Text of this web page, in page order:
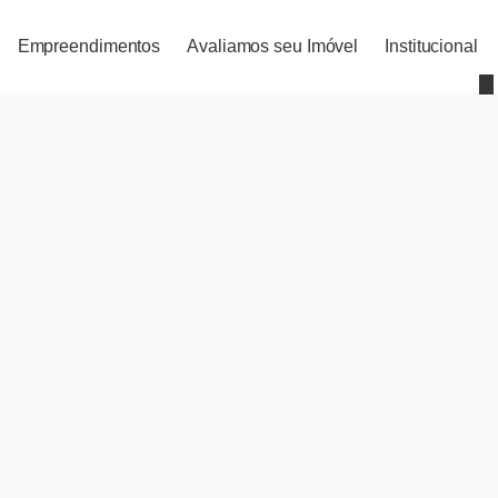
Institucional
Avaliamos seu Imóvel
Empreendimentos